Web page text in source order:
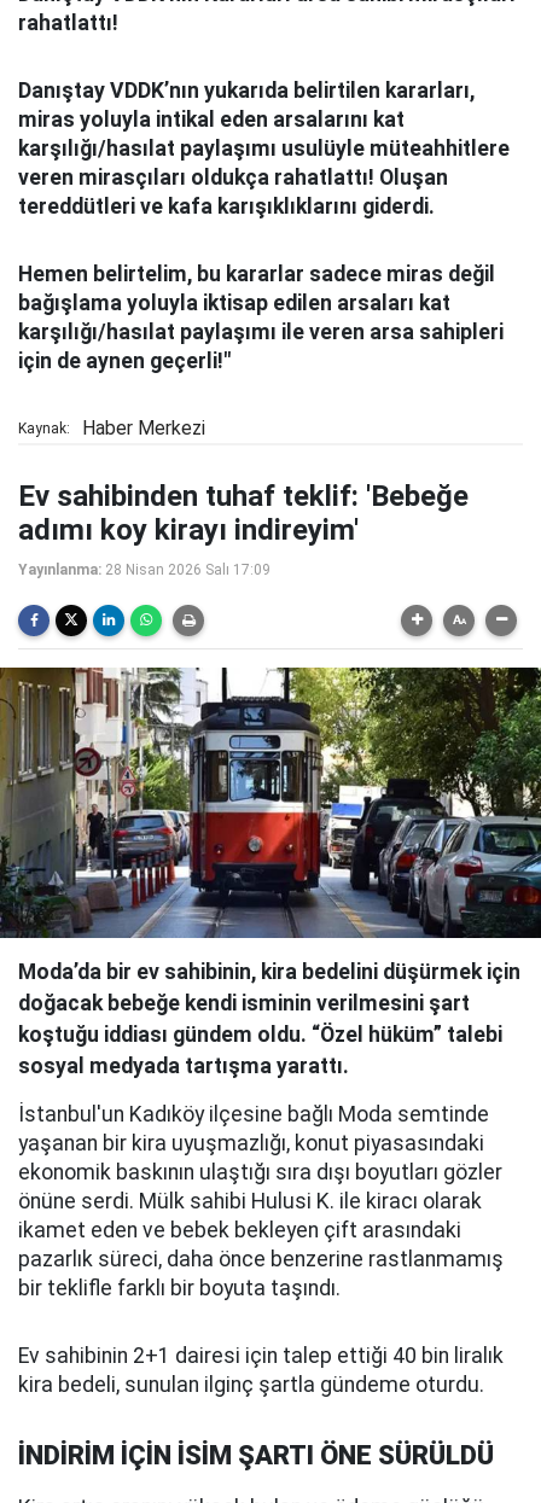
rahatlattı!
Danıştay VDDK’nın yukarıda belirtilen kararları,
miras yoluyla intikal eden arsalarını kat
karşılığı/hasılat paylaşımı usulüyle müteahhitlere
veren mirasçıları oldukça rahatlattı! Oluşan
tereddütleri ve kafa karışıklıklarını giderdi.
Hemen belirtelim, bu kararlar sadece miras değil
bağışlama yoluyla iktisap edilen arsaları kat
karşılığı/hasılat paylaşımı ile veren arsa sahipleri
için de aynen geçerli!"
Kaynak: Haber Merkezi
Ev sahibinden tuhaf teklif: 'Bebeğe
adımı koy kirayı indireyim'
Yayınlanma: 28 Nisan 2026 Salı 17:09
Moda’da bir ev sahibinin, kira bedelini düşürmek için
doğacak bebeğe kendi isminin verilmesini şart
koştuğu iddiası gündem oldu. “Özel hüküm” talebi
sosyal medyada tartışma yarattı.
İstanbul'un Kadıköy ilçesine bağlı Moda semtinde
yaşanan bir kira uyuşmazlığı, konut piyasasındaki
ekonomik baskının ulaştığı sıra dışı boyutları gözler
önüne serdi. Mülk sahibi Hulusi K. ile kiracı olarak
ikamet eden ve bebek bekleyen çift arasındaki
pazarlık süreci, daha önce benzerine rastlanmamış
bir teklifle farklı bir boyuta taşındı.
Ev sahibinin 2+1 dairesi için talep ettiği 40 bin liralık
kira bedeli, sunulan ilginç şartla gündeme oturdu.
İNDİRİM İÇİN İSİM ŞARTI ÖNE SÜRÜLDÜ